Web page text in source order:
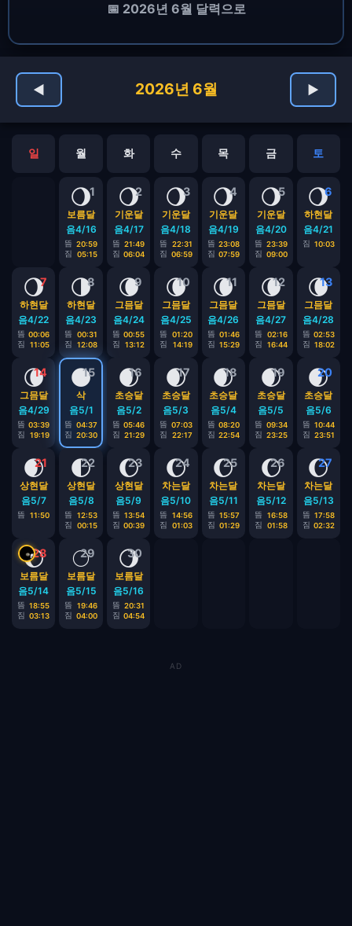
📅 2026년 6월 달력으로
◀ 2026년 6월 ▶
일 월 화 수 목 금 토
1
🌖
보름달
음4/16
뜸 20:59
짐
05:15
2
🌖
기운달
음4/17
뜸 21:49
짐 06:04
3
🌖
기운달
음4/18
뜸
22:31
짐 06:59
4
🌖
기운달
음4/19
뜸 23:08
짐 07:59
5
🌖
기운달
음4/20
뜸 23:39
짐 09:00
6
🌖
하현달
음4/21
짐 10:03
7
🌖
하현달
음4/22
뜸 00:06
짐
11:05
8
🌗
하현달
음4/23
뜸
00:31
짐
12:08
9
🌘
그믐달
음4/24
뜸 00:55
짐
13:12
10
🌘
그믐달
음4/25
뜸
01:20
짐
14:19
11
🌘
그믐달
음4/26
뜸 01:46
짐 15:29
12
🌘
그믐달
음4/27
뜸
02:16
짐
16:44
13
🌘
그믐달
음4/28
뜸 02:53
짐 18:02
14
🌘
그믐달
음4/29
뜸 03:39
짐
19:19
15
🌑
삭
음5/1
뜸 04:37
짐 20:30
16
🌒
초승달
음5/2
뜸 05:46
짐 21:29
17
🌒
초승달
음5/3
뜸 07:03
짐
22:17
18
🌒
초승달
음5/4
뜸 08:20
짐 22:54
19
🌒
초승달
음5/5
뜸 09:34
짐 23:25
20
🌒
초승달
음5/6
뜸 10:44
짐 23:51
21
🌒
상현달
음5/7
뜸 11:50
22
🌓
상현달
음5/8
뜸
12:53
짐
00:15
23
🌔
상현달
음5/9
뜸 13:54
짐 00:39
24
🌔
차는달
음5/10
뜸
14:56
짐
01:03
25
🌔
차는달
음5/11
뜸 15:57
짐 01:29
26
🌔
차는달
음5/12
뜸
16:58
짐
01:58
27
🌔
차는달
음5/13
뜸 17:58
짐 02:32
28
🌔
보름달
음5/14
뜸 18:55
짐 03:13
29
🌕
보름달
음5/15
뜸
19:46
짐 04:00
30
🌖
보름달
음5/16
뜸 20:31
짐 04:54
AD